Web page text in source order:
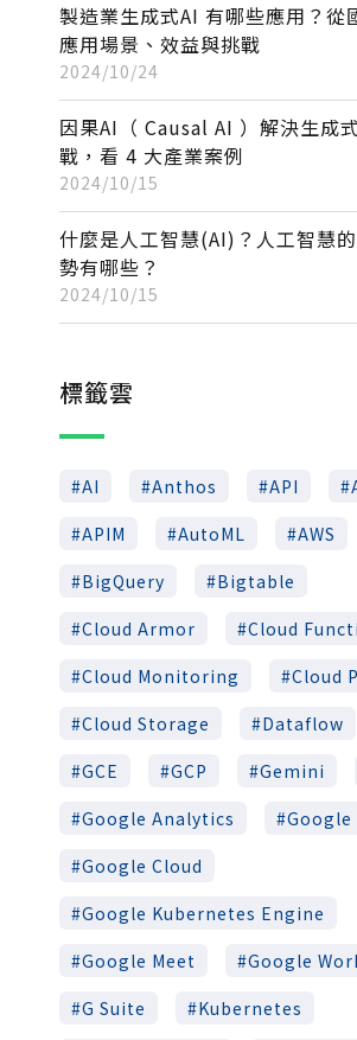
製造業生成式AI 有哪些應用？從
應用場景、效益與挑戰
2024/10/24
因果AI（ Causal AI ）解決生成
戰，看 4 大產業案例
2024/10/15
什麼是人工智慧(AI)？人工智慧
勢有哪些？
2024/10/15
標籤雲
AI Anthos API
APIM
AutoML AWS
BigQuery
Bigtable
Cloud Armor
Cloud
Cloud Monitoring
Cloud
Cloud Storage
Dataflow
GCE
GCP Gemini
Google Analytics
Google
Google Cloud
Google Kubernetes Engine
Google Meet
Google
G Suite
Kubernetes